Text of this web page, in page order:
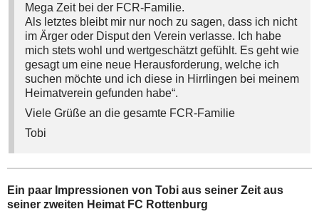
Mega Zeit bei der FCR-Familie.
Als letztes bleibt mir nur noch zu sagen, dass ich nicht
im Ärger oder Disput den Verein verlasse. Ich habe
mich stets wohl und wertgeschätzt gefühlt. Es geht wie
gesagt um eine neue Herausforderung, welche ich
suchen möchte und ich diese in Hirrlingen bei meinem
Heimatverein gefunden habe“.
Viele Grüße an die gesamte FCR-Familie
Tobi
Ein paar Impressionen von Tobi aus seiner Zeit aus
seiner zweiten Heimat FC Rottenburg